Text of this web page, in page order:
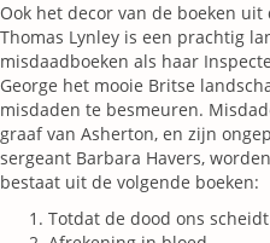
Ook het decor van de boeken uit
Thomas Lynley is een prachtig
misdaadboeken als haar
George het mooie Britse
misdaden te besmeuren.
graaf van Asherton, en zijn
sergeant Barbara Havers,
bestaat uit de volgende boeken:
Totdat de dood ons scheidt